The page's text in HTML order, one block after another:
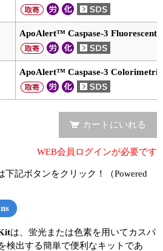
ガイド
ApoAlert™ Caspase-3 Fluorescent
ApoAlert™ Caspase-3
カートにいれる
WEB会員ログインが必要です
下記ボタンをクリック！（Powered
は、蛍光または色素を用いてカスパ
検出する簡単で便利なキットであ